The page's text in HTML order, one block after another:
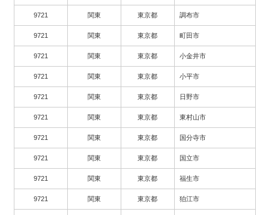
9721 関東 東京都 調布市
9721 関東 東京都 町田市
9721 関東 東京都 小金井市
9721 関東 東京都 小平市
9721 関東 東京都 日野市
9721 関東 東京都 東村山市
9721 関東 東京都 国分寺市
9721 関東 東京都 国立市
9721 関東 東京都 福生市
9721 関東 東京都 狛江市